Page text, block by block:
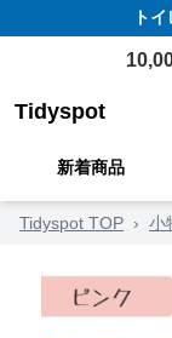
ト
Tidyspot
新着商品
Tidyspot TOP › 小